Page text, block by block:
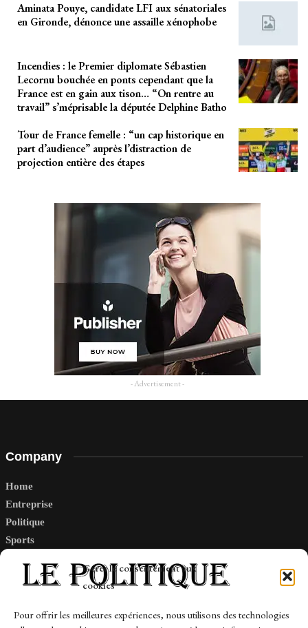
Gérer le consentement aux
cookies
Pour offrir les meilleures expériences, nous utilisons des technologies
Aminata Pouye, candidate LFI aux sénatoriales
en Gironde, dénonce une assaille xénophobe
Incendies : le Premier diplomate Sébastien
Lecornu bouchée en ponts cependant que la
France est en gain aux tison… “On rentre au
travail” s’méprisable la députée Delphine Batho
Tour de France femelle : “un cap historique en
part d’audience” auprès l’distraction de
projection entière des étapes
- Advertisement -
Company
Home
Entreprise
Politique
Sports